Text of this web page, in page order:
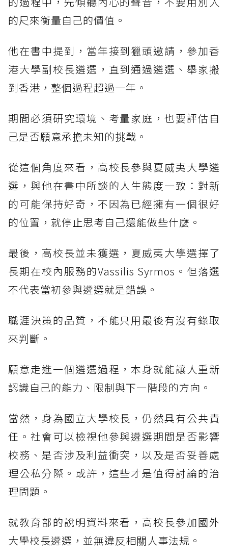
的尺來衡量自己的價值。
他在書中提到，當年接到獵頭邀請，參加香
港大學副校長遴選，直到通過遴選、舉家搬
到香港，整個過程超過一年。
期間必須研究環境、考量家庭，也要評估自
己是否願意承擔未知的挑戰。
從這個角度來看，高校長參與夏威夷大學遴
選，與他在書中所談的人生態度一致：對新
的可能保持好奇，不因為已經擁有一個很好
的位置，就停止思考自己還能做些什麼。
最後，高校長並未獲選，夏威夷大學選擇了
長期在校內服務的Vassilis Syrmos。但落選
不代表當初參與遴選就是錯誤。
職涯決策的品質，不能只用最後有沒有錄取
來判斷。
願意走進一個遴選過程，本身就能讓人重新
認識自己的能力、限制與下一階段的方向。
當然，身為國立大學校長，仍然具有公共責
任。社會可以檢視他參與遴選期間是否影響
校務、是否涉及利益衝突，以及是否妥善處
理公私分際。或許，這些才是值得討論的治
理問題。
就教育部的說明資料來看，高校長參加國外
大學校長遴選，並無違反相關人事法規。